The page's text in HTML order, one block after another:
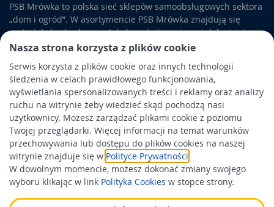
Nasza strona korzysta z plików cookie
Serwis korzysta z plików cookie oraz innych technologii
śledzenia w celach prawidłowego funkcjonowania,
wyświetlania spersonalizowanych treści i reklamy oraz analizy
ruchu na witrynie żeby wiedzieć skąd pochodzą nasi
użytkownicy. Możesz zarządzać plikami cookie z poziomu
Twojej przeglądarki. Więcej informacji na temat warunków
przechowywania lub dostępu do plików cookies na naszej
witrynie znajduje się w Polityce Prywatności
W dowolnym momencie, możesz dokonać zmiany swojego
wyboru klikając w link Polityka Cookies w stopce strony.
PSB Mrówka to polska sieć sklepów samoobsługowych sektora
„dom i ogród”. W asortymencie PSB Mrówka znajdują się
materiały budowlane, artykuły wykończeniowe i dekoracyjne,
wyposażenie łazienek i kuchni, elektronarzędzia, a także
artykuły związane z ogrodem i otoczeniem domu.
Obowiązek informacyjny
Polityka prywatności
Polityka Cookies
Odbiór zużytego sprzętu
Wspierają nas: